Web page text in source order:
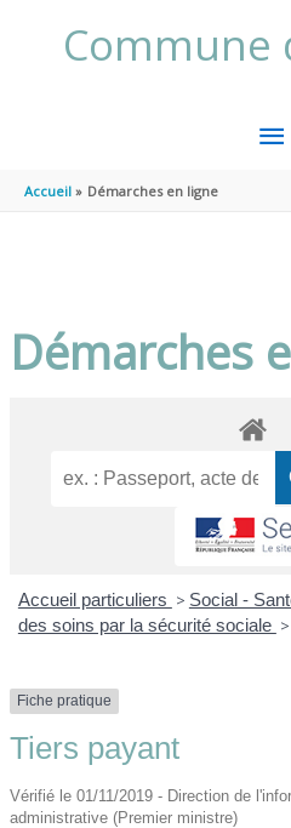
Commune
Accueil Démarches en ligne
Démarches
Accueil particuliers > Social -
des soins par la sécurité sociale >
Fiche pratique
Tiers payant
Vérifié le 01/11/2019 - Direction de
administrative (Premier ministre)